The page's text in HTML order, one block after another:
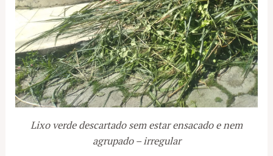
Lixo verde descartado sem estar ensacado e nem
agrupado – irregular